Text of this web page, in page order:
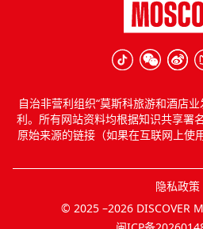
自治非营利组织“莫斯科旅游和酒店
利。所有网站资料均根据知识共享署
原始来源的链接（如果在互联网上使
© 2025 –2026 DISCOVER
隐私政策